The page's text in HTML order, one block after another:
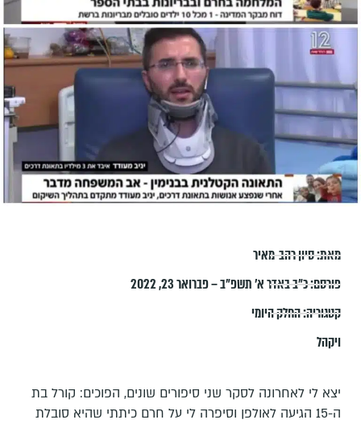
מאת:סיון רהב-מאיר
פורסם:כ״ב באדר א׳ תשפ״ב – פברואר 23, 2022
קטגוריה:החלק היומי
ויקהל
יצא לי לאחרונה לסקר שני סיפורים שונים, הפוכים: קורל בת
ה-15 הגיעה לאולפן וסיפרה לי על חרם כיתתי שהיא סובלת